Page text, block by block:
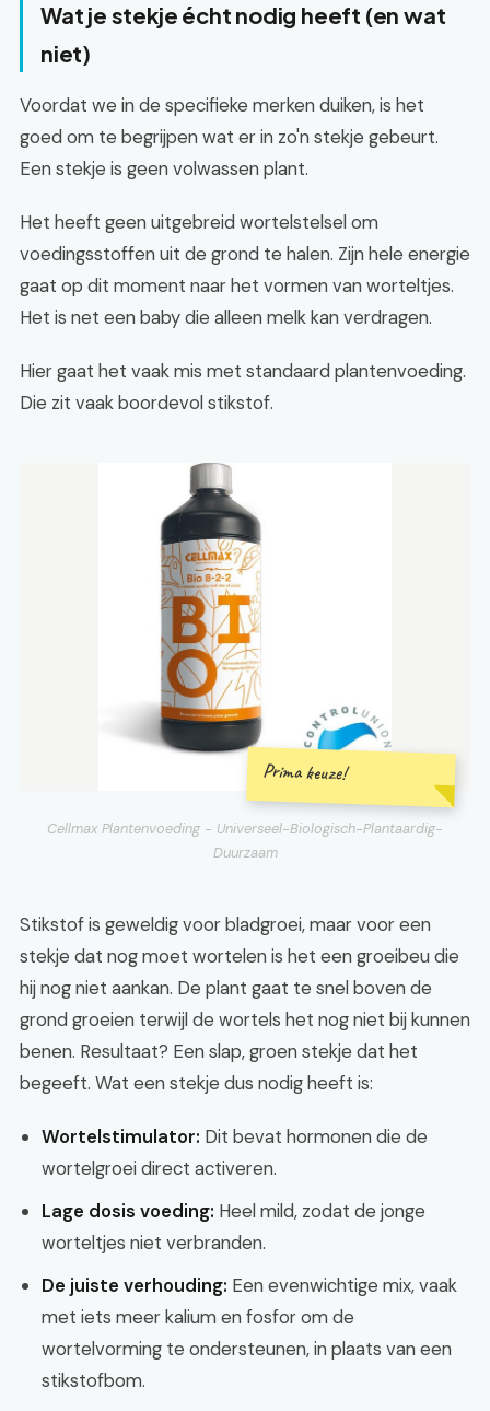
Wat je stekje écht nodig heeft (en wat
niet)
Voordat we in de specifieke merken duiken, is het
goed om te begrijpen wat er in zo'n stekje gebeurt.
Een stekje is geen volwassen plant.
Het heeft geen uitgebreid wortelstelsel om
voedingsstoffen uit de grond te halen. Zijn hele energie
gaat op dit moment naar het vormen van worteltjes.
Het is net een baby die alleen melk kan verdragen.
Hier gaat het vaak mis met standaard plantenvoeding.
Die zit vaak boordevol stikstof.
Prima keuze!
Cellmax Plantenvoeding - Universeel-Biologisch-Plantaardig-
Duurzaam
Stikstof is geweldig voor bladgroei, maar voor een
stekje dat nog moet wortelen is het een groeibeu die
hij nog niet aankan. De plant gaat te snel boven de
grond groeien terwijl de wortels het nog niet bij kunnen
benen. Resultaat? Een slap, groen stekje dat het
begeeft. Wat een stekje dus nodig heeft is:
Wortelstimulator: Dit bevat hormonen die de
wortelgroei direct activeren.
Lage dosis voeding: Heel mild, zodat de jonge
worteltjes niet verbranden.
De juiste verhouding: Een evenwichtige mix, vaak
met iets meer kalium en fosfor om de
wortelvorming te ondersteunen, in plaats van een
stikstofbom.